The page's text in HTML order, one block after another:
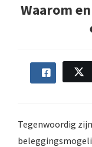
Waarom
Tegenwoordig
te